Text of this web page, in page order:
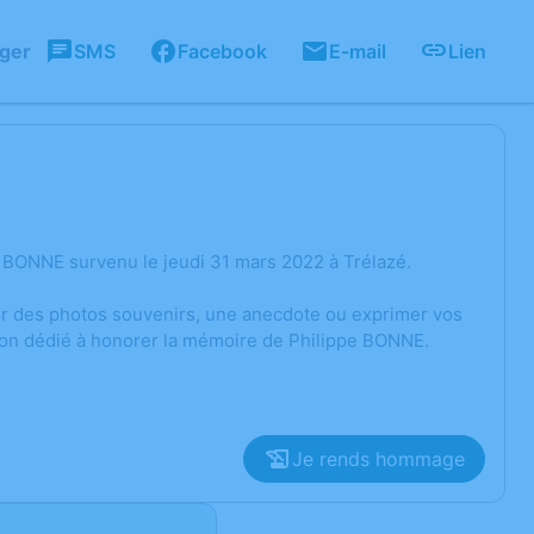
SMS Facebook E-mail Lien
survenu le jeudi 31 mars 2022 à Trélazé.
photos souvenirs, une anecdote ou exprimer vos
dédié à honorer la mémoire de Philippe BONNE.
Je rends hommage